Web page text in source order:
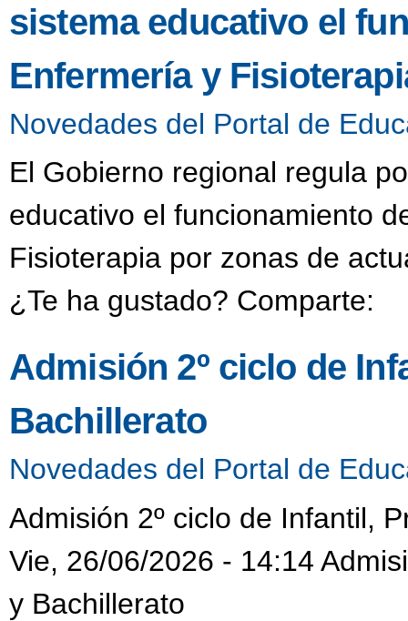
sistema educativo el
Enfermería y
Novedades del Portal de
El Gobierno regional regula
educativo el funcionamiento
Fisioterapia por zonas de
¿Te ha gustado? Comparte:
Admisión 2º ciclo de
Bachillerato
Novedades del Portal de
Admisión 2º ciclo de Infantil,
Vie, 26/06/2026 - 14:14
y Bachillerato